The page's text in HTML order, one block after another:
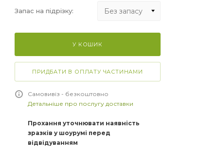
Запас на підрізку: Без запасу
+10%
+15%
У КОШИК
ПРИДБАТИ В ОПЛАТУ ЧАСТИНАМИ
Самовивіз - безкоштовно
Детальніше про послугу доставки
Прохання уточнювати наявність
зразків у шоурумі перед
відвідуванням